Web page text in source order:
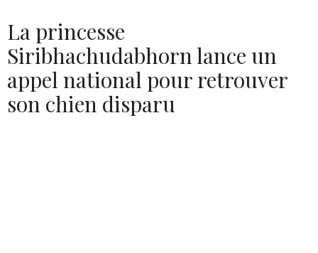
La princesse
Siribhachudabhorn lance un
appel national pour retrouver
son chien disparu